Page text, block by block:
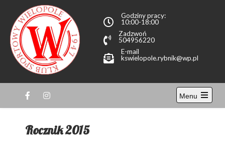
treści
KS
Wielopole
Godziny pracy:
10:00-18:00
Zadzwoń
504956220
E-mail
kswielopole.rybnik@wp.pl
Menu
Open
Rocznik 2015